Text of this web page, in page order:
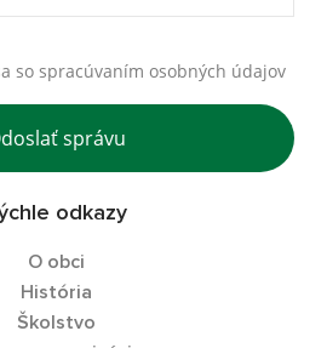
so spracúvaním osobných údajov
správu
odkazy
O obci
História
Školstvo